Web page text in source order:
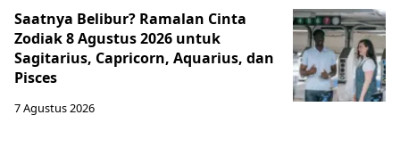
Saatnya Belibur? Ramalan Cinta
Zodiak 8 Agustus 2026 untuk
Sagitarius, Capricorn, Aquarius, dan
Pisces
7 Agustus 2026